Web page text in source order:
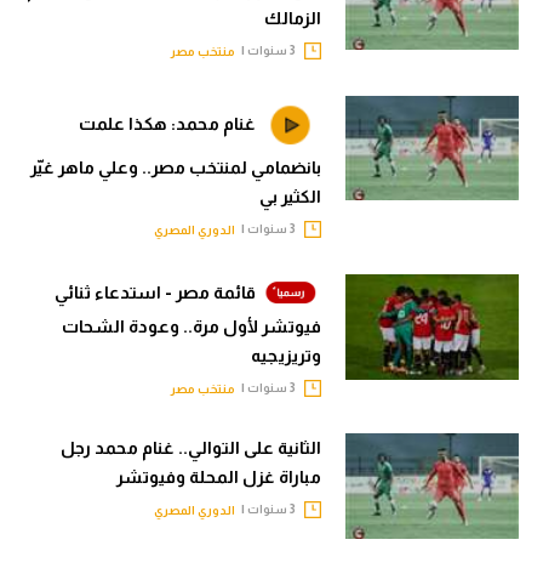
رياضة نسائية
أمريكا
ركن الألعاب
Gamers
ميركاتو
تحقيق في الجول
تقرير في الجول
تحليل في الجول
حكايات في الجول
الزمالك
منتخب مصر
غنام محمد: هكذا علمت
بانضمامي لمنتخب مصر.. وعلي ماهر غيّر
الكثير بي
الدوري المصري
قائمة مصر - استدعاء ثنائي
فيوتشر لأول مرة.. وعودة الشحات
وتريزيجيه
منتخب مصر
الثانية على التوالي.. غنام محمد رجل
مباراة غزل المحلة وفيوتشر
الدوري المصري